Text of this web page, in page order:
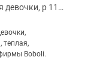
Куртка зимняя для девочки, р 110, на 5-6 лет
теплая,
Boboli.